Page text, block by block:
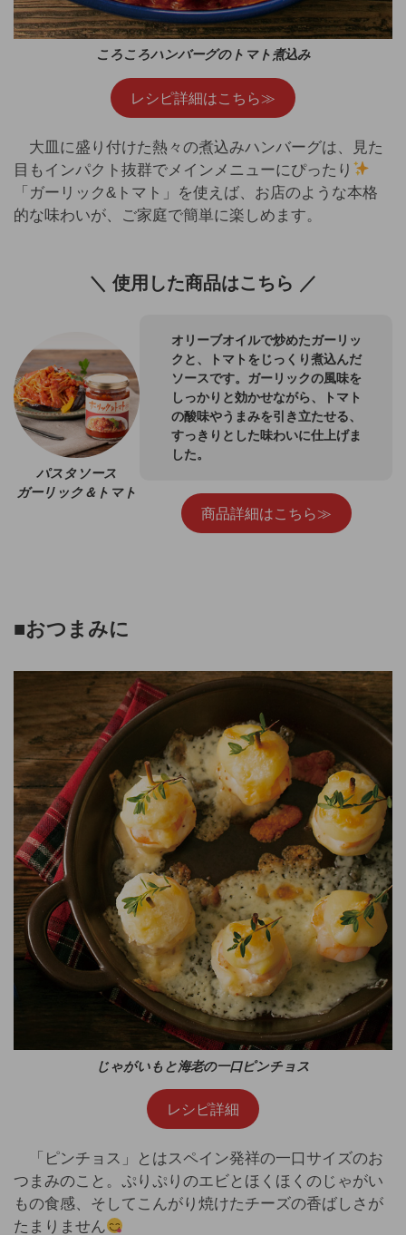
ころころハンバーグのトマト煮込み
レシピ詳細はこちら≫
大皿に盛り付けた熱々の煮込みハンバーグは、見た
目もインパクト抜群でメインメニューにぴったり
「ガーリック&トマト」を使えば、お店のような本格
的な味わいが、ご家庭で簡単に楽しめます。
＼ 使用した商品はこちら ／
パスタソース
ガーリック＆トマト
オリーブオイルで炒めたガーリッ
クと、トマトをじっくり煮込んだ
ソースです。ガーリックの風味を
しっかりと効かせながら、トマト
の酸味やうまみを引き立たせる、
すっきりとした味わいに仕上げま
した。
商品詳細はこちら≫
■おつまみに
じゃがいもと海老の一口ピンチョス
レシピ詳細
「ピンチョス」とはスペイン発祥の一口サイズのお
つまみのこと。ぷりぷりのエビとほくほくのじゃがい
もの食感、そしてこんがり焼けたチーズの香ばしさが
たまりません